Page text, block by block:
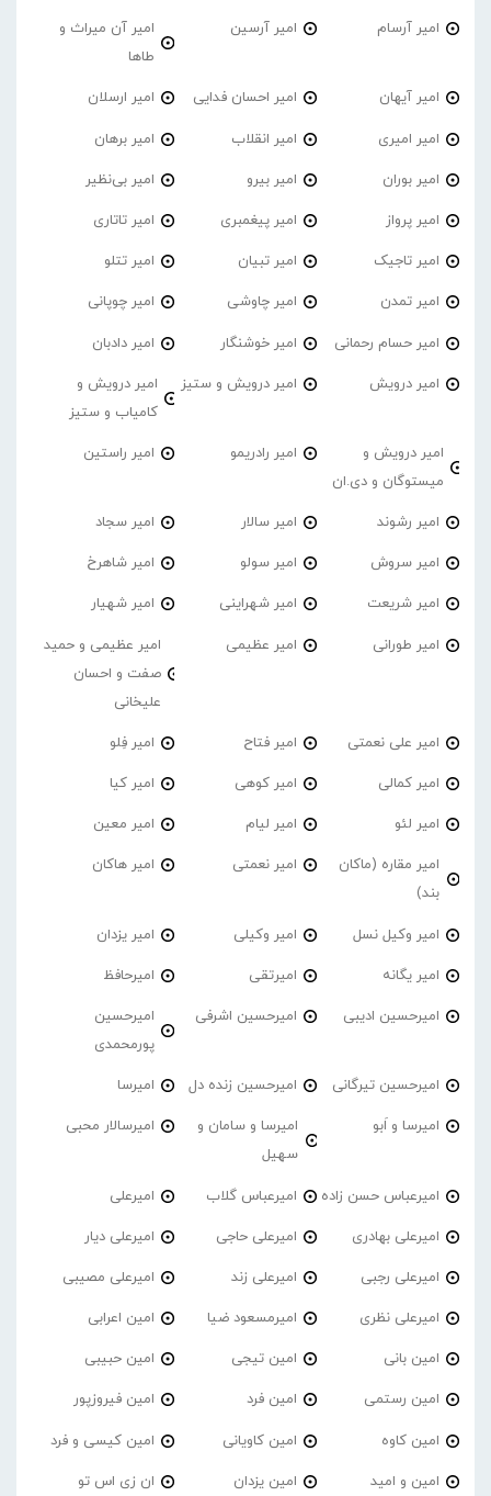
امیر آرسام امیر آرسین
امیر آن میراث و
طاها
امیر آیهان امیر احسان فدایی امیر ارسلان
امیر امیری امیر انقلاب امیر برهان
امیر‌ بوران امیر بیرو امیر بی‌نظیر
امیر پرواز امیر پیغمبری امیر تاتاری
امیر تاجیک امیر تبیان امیر تتلو
امیر تمدن امیر چاوشی امیر چوپانی
امیر حسام رحمانی امیر خوشنگار امیر دادبان
امیر درویش امیر درویش و ستیز
امیر درویش و
کامیاب و ستیز
امیر درویش و
میستوگان و دی.ان
امیر رادریمو امیر راستین
امیر رشوند امیر سالار امیر سجاد
امیر سروش امیر سولو امیر شاهرخ
امیر شریعت امیر شهراینی امیر شهیار
امیر طورانی امیر عظیمی
امیر عظیمی و حمید
صفت و احسان
علیخانی
امیر علی نعمتی امیر فتاح امیر فِلو
امیر کمالی امیر کوهی امیر کیا
امیر لئو امیر لیام امیر معین
امیر مقاره (ماکان
بند)
امیر نعمتی امیر هاکان
امیر وکیل نسل امیر وکیلی امیر یزدان
امیر یگانه امیرتقی امیرحافظ
امیرحسین ادیبی امیرحسین اشرفی
امیرحسین
پورمحمدی
امیرحسین تیرگانی امیرحسین زنده دل امیرسا
امیرسا و اَبو
امیرسا و سامان و
سهیل
امیرسالار محبی
امیرعباس حسن زاده امیرعباس گلاب امیرعلی
امیرعلی بهادری امیرعلی حاجی امیرعلی دیار
امیرعلی رجبی امیرعلی زند امیرعلی مصیبی
امیرعلی نظری امیرمسعود ضیا امین اعرابی
امین بانی امین تیجی امین حبیبی
امین رستمی امین فرد امین فیروزپور
امین کاوه امین کاویانی امین کیسی و فرد
امین و امید امین یزدان ان زی اس تو